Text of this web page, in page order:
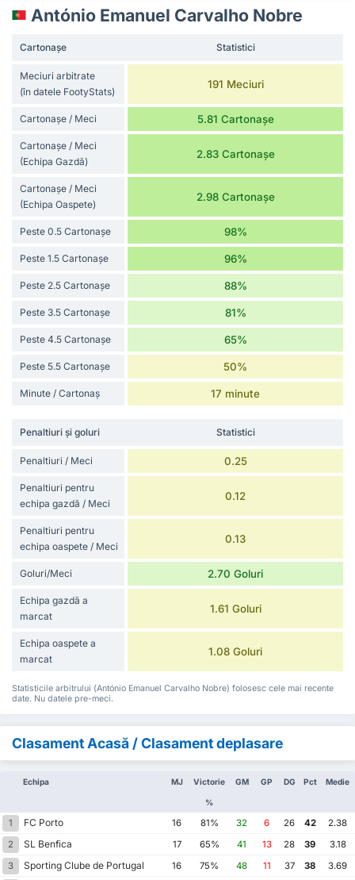
António Emanuel Carvalho Nobre
Cartonașe Statistici
Meciuri arbitrate
(în datele FootyStats)
191 Meciuri
Cartonașe / Meci 5.81 Cartonașe
Cartonașe / Meci
(Echipa Gazdă)
2.83 Cartonașe
Cartonașe / Meci
(Echipa Oaspete)
2.98 Cartonașe
Peste 0.5 Cartonașe 98%
Peste 1.5 Cartonașe 96%
Peste 2.5 Cartonașe 88%
Peste 3.5 Cartonașe 81%
Peste 4.5 Cartonașe 65%
Peste 5.5 Cartonașe 50%
Minute / Cartonaș 17 minute
Penaltiuri și goluri Statistici
Penaltiuri / Meci 0.25
Penaltiuri pentru
echipa gazdă / Meci
0.12
Penaltiuri pentru
echipa oaspete / Meci
0.13
Goluri/Meci 2.70 Goluri
Echipa gazdă a
marcat
1.61 Goluri
Echipa oaspete a
marcat
1.08 Goluri
Statisticile arbitrului (António Emanuel Carvalho Nobre) folosesc cele mai recente
date. Nu datele pre-meci.
Clasament Acasă / Clasament deplasare
Echipa MJ Victorie
%
GM GP DG Pct Medie
1 FC Porto 16 81% 32 6 26 42
2.38
2
SL Benfica 17 65% 41 13 28 39
3.18
3
Sporting Clube de Portugal 16 75% 48 11 37 38
3.69